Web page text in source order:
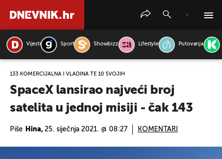
Vijesti Sport Showbizz Lifestyle Putovanja
133 KOMERCIJALNA I VLADINA TE 10 SVOJIH
SpaceX lansirao najveći broj
satelita u jednoj misiji - čak 143
Piše Hina, 25. siječnja 2021. @ 08:27 KOMENTARI
PRETRAŽITE VIJESTI